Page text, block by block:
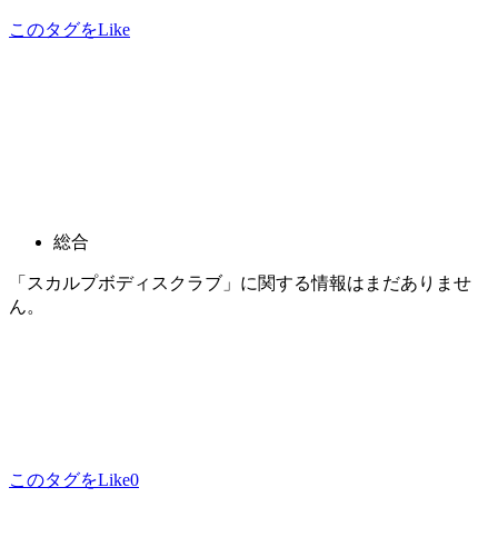
このタグをLike
総合
「スカルプボディスクラブ」に関する情報はまだありませ
ん。
このタグをLike0